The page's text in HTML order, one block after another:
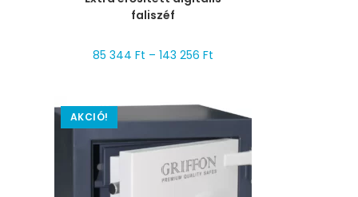
faliszéf
85 344 Ft – 143 256 Ft
AKCIÓ!